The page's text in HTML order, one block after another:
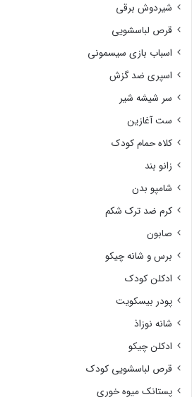
شیردوش برقی
قرص لباسشویی
اسباب بازی سیسمونی
اسپری ضد گزش
سر شیشه شیر
ست آغازین
کلاه حمام کودک
زانو بند
شامپو بدن
کرم ضد ترک شکم
صابون
برس و شانه چیکو
ادکلن کودک
پودر بیسکویت
شانه نوزاذ
ادکلن چیکو
قرص لباسشویی کودک
پستانک میوه خوری